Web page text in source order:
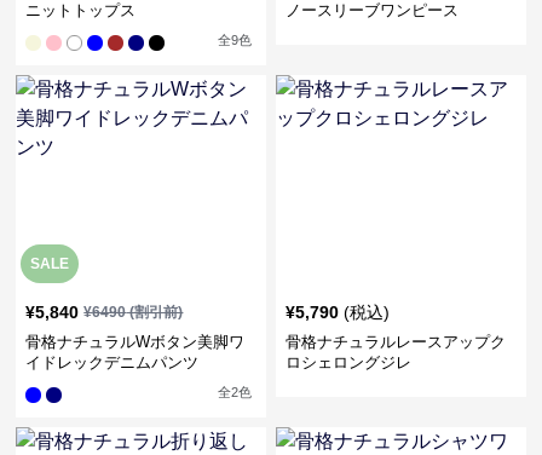
ニットトップス
全9色
ノースリーブワンピース
SALE
¥5,840 ¥6490(割引前)
骨格ナチュラルWボタン美脚ワ
イドレックデニムパンツ
全2色
¥5,790 (税込)
骨格ナチュラルレースアップク
ロシェロングジレ